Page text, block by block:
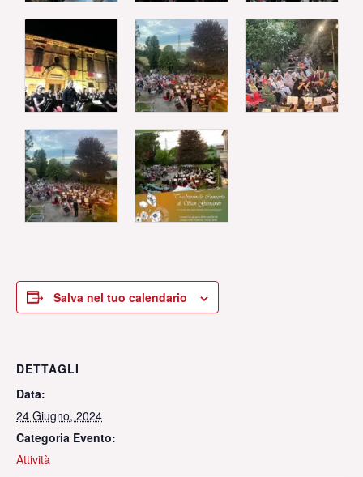
Salva nel tuo calendario
DETTAGLI
Data:
24 Giugno, 2024
Categoria Evento:
Attività